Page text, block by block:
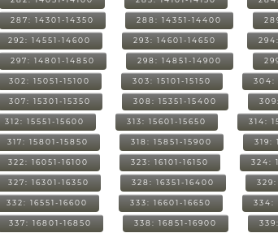
287: 14301-14350 288: 14351-14400
292: 14551-14600 293: 14601-14650
297: 14801-14850 298: 14851-14900
302: 15051-15100 303: 15101-15150 304:
307: 15301-15350 308: 15351-15400
312: 15551-15600 313: 15601-15650 314:
317: 15801-15850 318: 15851-15900 319:
322: 16051-16100 323: 16101-16150 324:
327: 16301-16350 328: 16351-16400 329:
332: 16551-16600 333: 16601-16650 334:
337: 16801-16850 338: 16851-16900